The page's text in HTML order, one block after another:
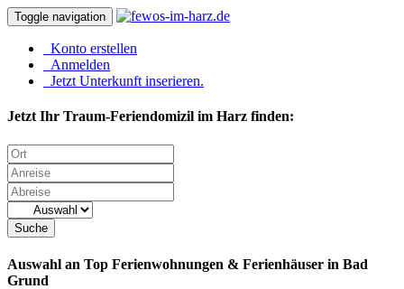
Toggle navigation
Konto erstellen
Anmelden
Jetzt Unterkunft inserieren.
Jetzt Ihr Traum-Feriendomizil im Harz finden:
Suche
Auswahl an Top Ferienwohnungen & Ferienhäuser in Bad
Grund